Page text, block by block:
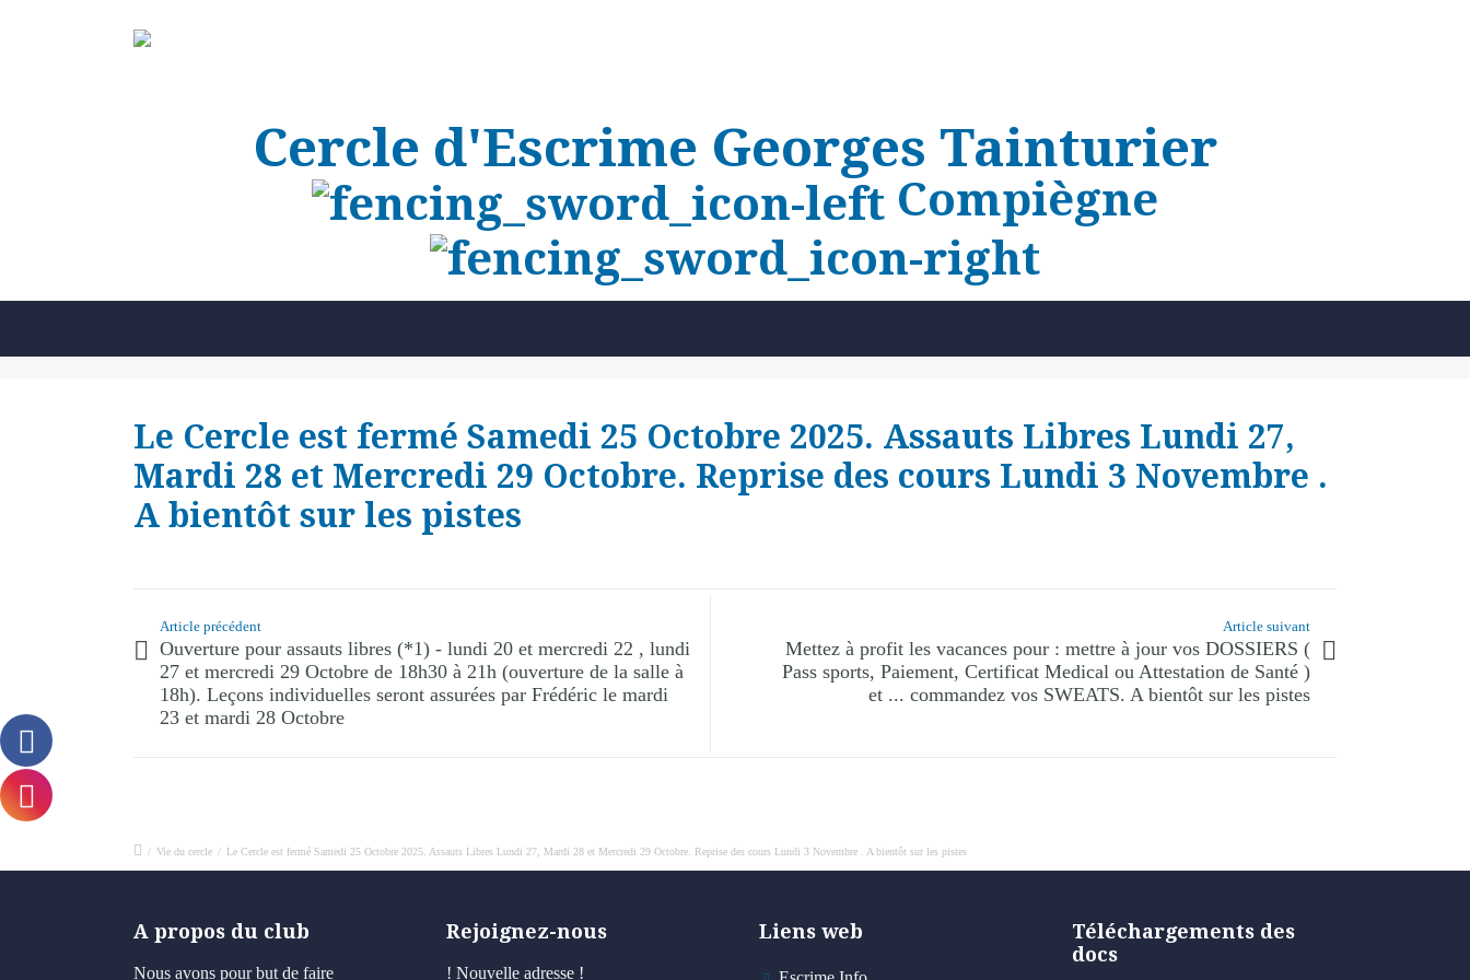
Cercle d'Escrime Georges Tainturier
Compiègne
Le Cercle est fermé Samedi 25 Octobre 2025. Assauts Libres Lundi 27,
Mardi 28 et Mercredi 29 Octobre. Reprise des cours Lundi 3 Novembre .
A bientôt sur les pistes
Article précédent
Ouverture pour assauts libres (*1) - lundi 20 et mercredi 22 , lundi
27 et mercredi 29 Octobre de 18h30 à 21h (ouverture de la salle à
18h). Leçons individuelles seront assurées par Frédéric le mardi
23 et mardi 28 Octobre
Article suivant
Mettez à profit les vacances pour : mettre à jour vos DOSSIERS (
Pass sports, Paiement, Certificat Medical ou Attestation de Santé )
et ... commandez vos SWEATS. A bientôt sur les pistes
/ Vie du cercle / Le Cercle est fermé Samedi 25 Octobre 2025. Assauts Libres Lundi 27, Mardi 28 et Mercredi 29 Octobre. Reprise des cours Lundi 3 Novembre . A bientôt sur les pistes
A propos du club
Nous avons pour but de faire
Rejoignez-nous
! Nouvelle adresse !
Liens web
Téléchargements des
docs